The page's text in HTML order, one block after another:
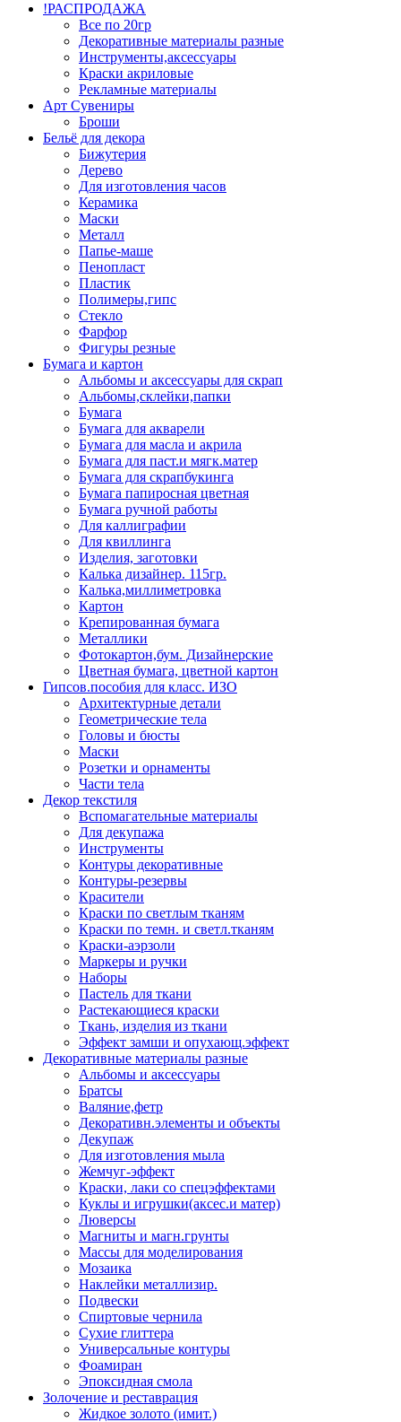
!РАСПРОДАЖА
Все по 20гр
Декоративные материалы разные
Инструменты,аксессуары
Краски акриловые
Рекламные материалы
Арт Сувениры
Броши
Бельё для декора
Бижутерия
Дерево
Для изготовления часов
Керамика
Маски
Металл
Папье-маше
Пенопласт
Пластик
Полимеры,гипс
Стекло
Фарфор
Фигуры резные
Бумага и картон
Альбомы и аксессуары для скрап
Альбомы,склейки,папки
Бумага
Бумага для акварели
Бумага для масла и акрила
Бумага для паст.и мягк.матер
Бумага для скрапбукинга
Бумага папиросная цветная
Бумага ручной работы
Для каллиграфии
Для квиллинга
Изделия, заготовки
Калька дизайнер. 115гр.
Калька,миллиметровка
Картон
Крепированная бумага
Металлики
Фотокартон,бум. Дизайнерские
Цветная бумага, цветной картон
Гипсов.пособия для класс. ИЗО
Архитектурные детали
Геометрические тела
Головы и бюсты
Маски
Розетки и орнаменты
Части тела
Декор текстиля
Вспомагательные материалы
Для декупажа
Инструменты
Контуры декоративные
Контуры-резервы
Красители
Краски по светлым тканям
Краски по темн. и светл.тканям
Краски-аэрзоли
Маркеры и ручки
Наборы
Пастель для ткани
Растекающиеся краски
Ткань, изделия из ткани
Эффект замши и опухающ.эффект
Декоративные материалы разные
Альбомы и аксессуары
Братсы
Валяние,фетр
Декоративн.элементы и объекты
Декупаж
Для изготовления мыла
Жемчуг-эффект
Краски, лаки со спецэффектами
Куклы и игрушки(аксес.и матер)
Люверсы
Магниты и магн.грунты
Массы для моделирования
Мозаика
Наклейки металлизир.
Подвески
Спиртовые чернила
Сухие глиттера
Универсальные контуры
Фоамиран
Эпоксидная смола
Золочение и реставрация
Жидкое золото (имит.)